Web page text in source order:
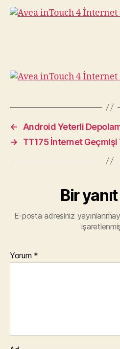
←
Android Yeterli
→
TT175 İnternet
Bir
E-posta adresiniz
Yorum *